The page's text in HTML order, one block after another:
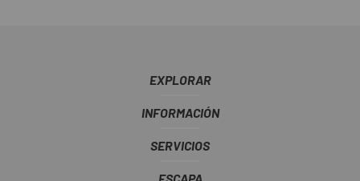
EXPLORAR
INFORMACIÓN
SERVICIOS